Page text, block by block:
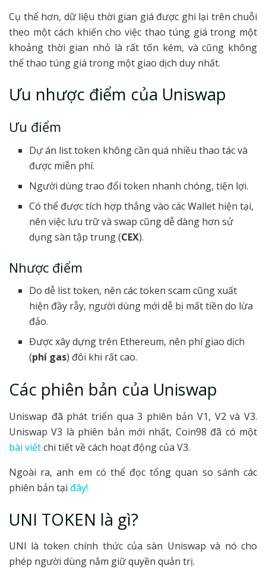
Cụ thể hơn, dữ liệu thời gian giá được ghi lại trên chuỗi
theo một cách khiến cho việc thao túng giá trong một
khoảng thời gian nhỏ là rất tốn kém, và cũng không
thể thao túng giá trong một giao dịch duy nhất.
Ưu nhược điểm của Uniswap
Ưu điểm
Dự án list token không cần quá nhiều thao tác và
được miễn phí.
Người dùng trao đổi token nhanh chóng, tiện lợi.
Có thể được tích hợp thẳng vào các Wallet hiện tại,
nên việc lưu trữ và swap cũng dễ dàng hơn sử
dụng sàn tập trung (CEX).
Nhược điểm
Do dễ list token, nên các token scam cũng xuất
hiện đầy rẫy, người dùng mới dễ bị mất tiền do lừa
đảo.
Được xây dựng trên Ethereum, nên phí giao dịch
(phí gas) đôi khi rất cao.
Các phiên bản của Uniswap
Uniswap đã phát triển qua 3 phiên bản V1, V2 và V3.
Uniswap V3 là phiên bản mới nhất, Coin98 đã có một
bài viếtchi tiết về cách hoạt động của V3.
Ngoài ra, anh em có thể đọc tổng quan so sánh các
phiên bản tại đây!
UNI TOKEN là gì?
UNI là token chính thức của sàn Uniswap và nó cho
phép người dùng nắm giữ quyền quản trị.